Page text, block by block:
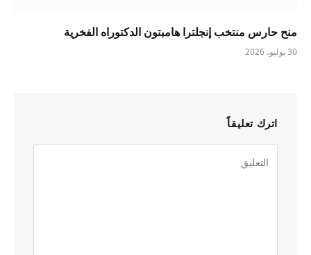
منح حارس منتخب إنجلترا هامبتون الدكتوراه الفخرية
30 يوليو، 2026
اترك تعليقاً